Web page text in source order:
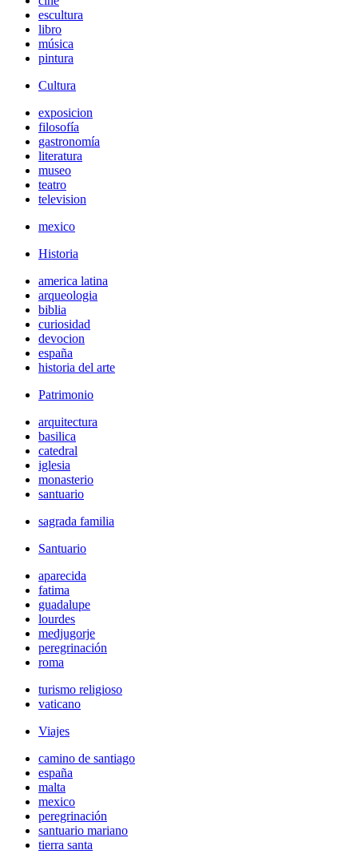
escultura
libro
música
pintura
Cultura
exposicion
filosofía
gastronomía
literatura
museo
teatro
television
mexico
Historia
america latina
arqueologia
biblia
curiosidad
devocion
españa
historia del arte
Patrimonio
arquitectura
basilica
catedral
iglesia
monasterio
santuario
sagrada familia
Santuario
aparecida
fatima
guadalupe
lourdes
medjugorje
peregrinación
roma
turismo religioso
vaticano
Viajes
camino de santiago
españa
malta
mexico
peregrinación
santuario mariano
tierra santa